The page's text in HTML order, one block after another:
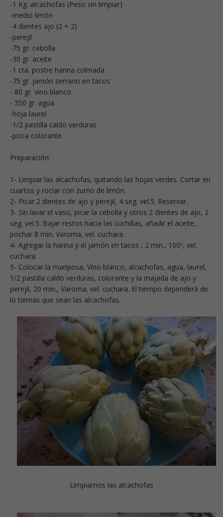
-1 Kg. alcachofas (Peso sin limpiar)
-medio limón
-4 dientes ajo (2 + 2)
-perejil
-75 gr. cebolla
-30 gr. aceite
-1 cta. postre harina colmada
-75 gr. jamón serrano en tacos
- 80 gr. vino blanco
- 350 gr. agua
-hoja laurel
-1/2 pastilla caldo verduras
-pizca colorante
Preparación:
1- Limpiar las alcachofas, quitando las hojas verdes. Cortar en
cuartos y rocíar con zumo de limón.
2- Picar 2 dientes de ajo y perejil, 4 seg. vel.5. Reservar.
3- Sin lavar el vaso, picar la cebolla y otros 2 dientes de ajo, 2
seg. vel.5. Bajar restos hacia las cuchillas, añadir el aceite,
pochar 8 min. Varoma, vel. cuchara.
4- Agregar la harina y el jamón en tacos , 2 min., 100º, vel.
cuchara.
5- Colocar la mariposa, Vino blanco, alcachofas, agua, laurel,
1/2 pastilla caldo verduras, colorante y la majada de ajo y
perejil, 20 min., Varoma, vel. cuchara. El tiempo dependerá de
lo tiernas que sean las alcachofas.
Limpiamos las alcachofas